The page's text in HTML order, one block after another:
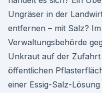
Ungräser in der
entfernen – mit Salz?
Verwaltungsbehörde
Unkraut auf der
öffentlichen
einer Essig-Salz-